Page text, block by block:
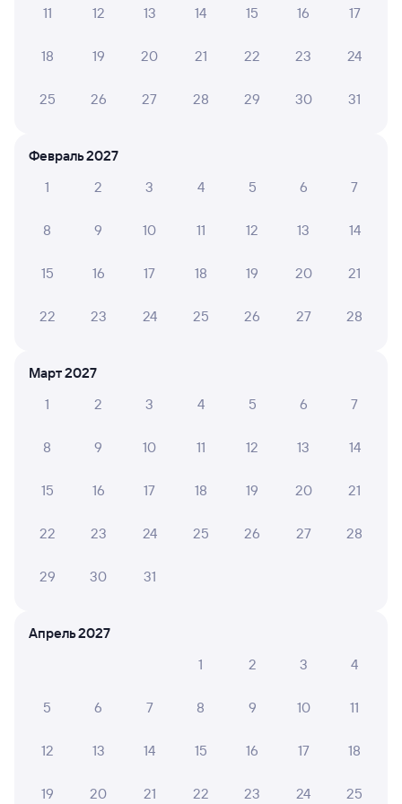
Другие авиарейсы из Белорецка
Вокзал Белорецк
11 12 13 14 15 16 17
18 19 20 21 22 23 24
25 26 27 28 29 30 31
Февраль 2027
1
2 3 4 5 6 7
8 9 10 11 12 13 14
15 16 17 18 19 20 21
22 23 24 25 26 27 28
Март 2027
1
2 3 4 5 6 7
8 9 10 11 12 13 14
15 16 17 18 19 20 21
22 23 24 25 26 27 28
29 30 31
Апрель 2027
1
2 3 4
5 6 7 8 9 10 11
12 13 14 15 16 17 18
19 20 21 22 23 24 25